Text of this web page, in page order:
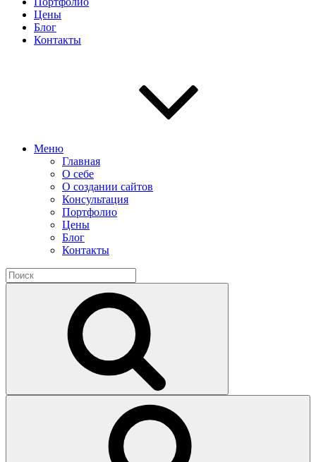
Цены
Блог
Контакты
Меню
Главная
О себе
О создании сайтов
Консультация
Портфолио
Цены
Блог
Контакты
Найти: